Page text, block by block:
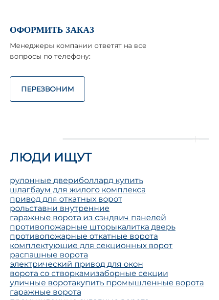
ОФОРМИТЬ ЗАКАЗ
Менеджеры компании ответят на все
вопросы по телефону:
ПЕРЕЗВОНИМ
ЛЮДИ ИЩУТ
рулонные двериболлард купить
шлагбаум для жилого комплекса
привод для откатных ворот
рольставни внутренние
гаражные ворота из сэндвич панелей
противопожарные шторыкалитка дверь
противопожарные откатные ворота
комплектующие для секционных ворот
распашные ворота
электрический привод для окон
ворота со створкамизаборные секции
уличные воротакупить промышленные ворота
гаражные ворота